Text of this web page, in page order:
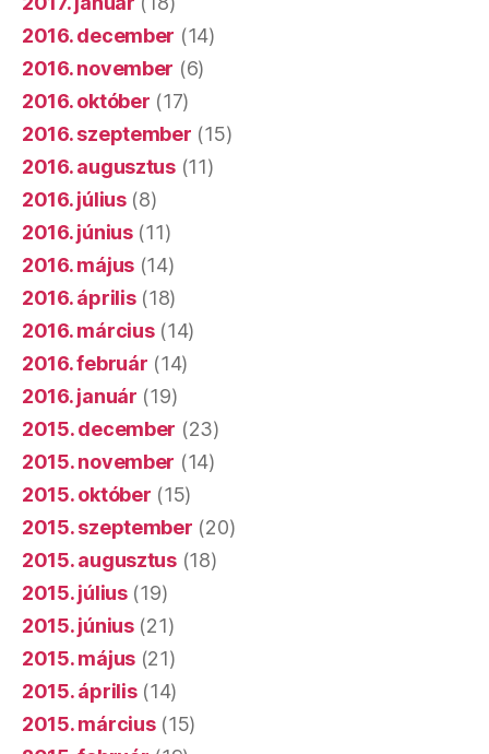
2016. július(8)
2016. június(11)
2016. május(14)
2016. április(18)
2016. március(14)
2016. február(14)
2016. január(19)
2015. december
2015. november
2015. október (15)
2015. szeptember(20)
2015. augusztus(18)
2015. július(19)
2015. június(21)
2015. május(21)
2015. április(14)
2015. március(15)
2015. február(19)
2015. január(22)
2014. december
2014. november
2014. október (12)
2014. szeptember(11)